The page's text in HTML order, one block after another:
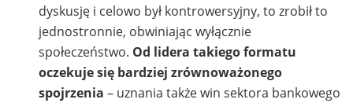
dyskusję i celowo był kontrowersyjny, to zrobił to
jednostronnie, obwiniając wyłącznie
społeczeństwo. Od lidera takiego formatu
oczekuje się bardziej zrównoważonego
spojrzenia – uznania także win sektora bankowego